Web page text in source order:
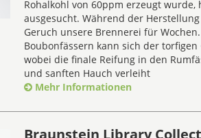
Rohalkohl von 60ppm erzeugt
ausgesucht. Während der
Geruch unsere Brennerei für
Boubonfässern kann sich der
wobei die finale Reifung in den
und sanften Hauch verleiht
Mehr Informationen